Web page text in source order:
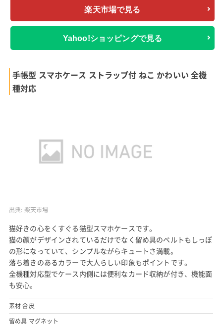
楽天市場で見る
Yahoo!ショッピングで見る
手帳型 スマホケース ストラップ付 ねこ かわいい 全機
種対応
出典: 楽天市場
猫好きの心をくすぐる猫型スマホケースです。
猫の顔がデザインされているだけでなく留め具のベルトもしっぽ
の形になっていて、シンプルながらキュートさ満載。
落ち着きのあるカラーで大人らしい印象もポイントです。
全機種対応型でケース内側には便利なカード収納が付き、機能面
も安心。
素材 合皮
留め具 マグネット